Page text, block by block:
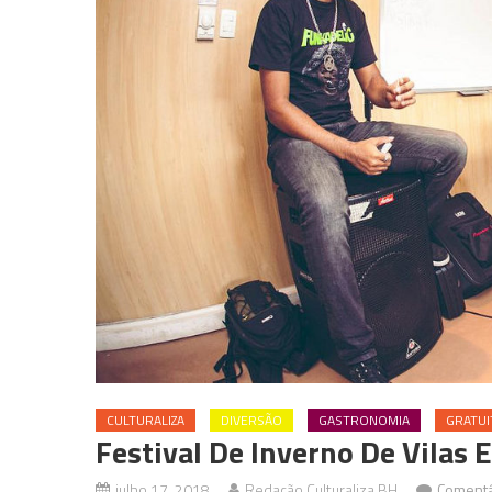
CULTURALIZA DIVERSÃO GASTRONOMIA
Festival De Inverno De Vilas